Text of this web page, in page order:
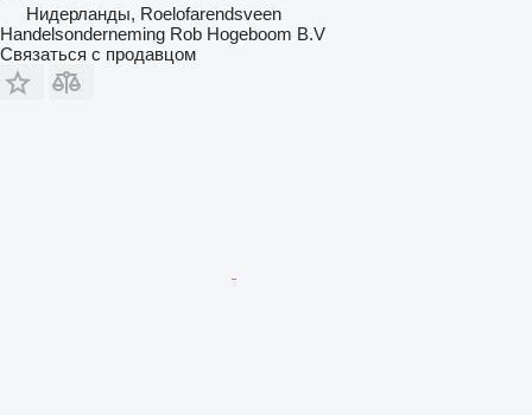
Нидерланды, Roelofarendsveen
Handelsonderneming Rob Hogeboom B.V
Связаться с продавцом